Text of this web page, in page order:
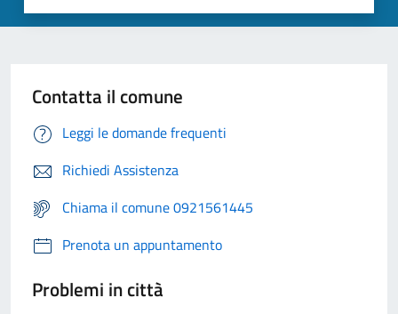
Contatta il comune
Leggi le domande frequenti
Richiedi Assistenza
Chiama il comune 0921561445
Prenota un appuntamento
Problemi in città